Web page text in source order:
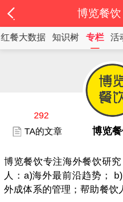
博览餐
红餐大数据 知识树 专栏 活
292
TA的文章
博览
博览餐饮专注海外餐饮研
人：a)海外最前沿趋势；
外成体系的管理；帮助餐饮